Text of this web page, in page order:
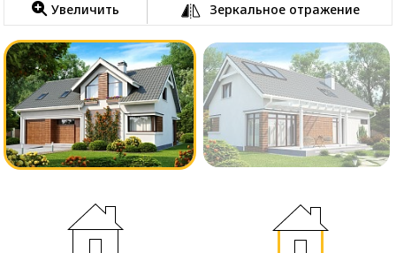
Увеличить Зеркальное отражение